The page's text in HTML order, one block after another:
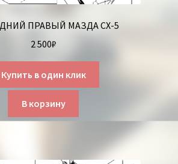
ПРАВЫЙ МАЗДА СХ-5
2 500₽
Купить в один клик
В корзину